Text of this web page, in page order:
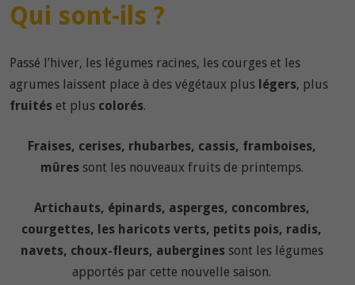
Qui sont-ils ?
Passé l’hiver, les légumes racines, les courges et les
agrumes laissent place à des végétaux plus légers, plus
fruitéset plus colorés.
Fraises, cerises, rhubarbes, cassis, framboises,
mûressont les nouveaux fruits de printemps.
Artichauts, épinards, asperges, concombres,
courgettes, les haricots verts, petits pois, radis,
navets, choux-fleurs, auberginessont les légumes
apportés par cette nouvelle saison.